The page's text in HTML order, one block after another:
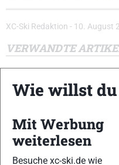
XC-Ski Redaktion - 10. August
VERWANDTE
SRB CR 05 Flex
Wie willst
Mit Werbung
weiterlesen
Besuche xc-ski.de wie